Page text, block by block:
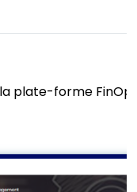
plate-forme